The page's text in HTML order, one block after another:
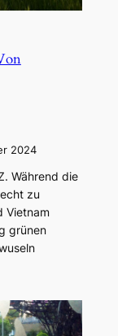
2024
Während die
zu
Vietnam
grünen